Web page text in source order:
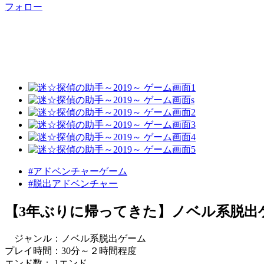
フォロー
#アドベンチャーゲーム
#脱出アドベンチャー
【3年ぶりに帰ってきた】ノベル系脱出
ジャンル：ノベル系脱出ゲーム
プレイ時間：30分～２時間程度